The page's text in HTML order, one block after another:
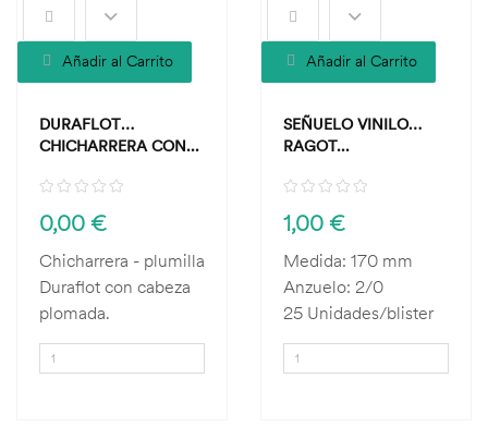
Añadir al Carrito
DURAFLOT
CHICHARRERA CON...
0,00 €
Chicharrera - plumilla
Duraflot con cabeza
plomada.
Añadir al Carrito
SEÑUELO VINILO
RAGOT...
1,00 €
Medida: 170 mm
Anzuelo: 2/0
25 Unidades/blister